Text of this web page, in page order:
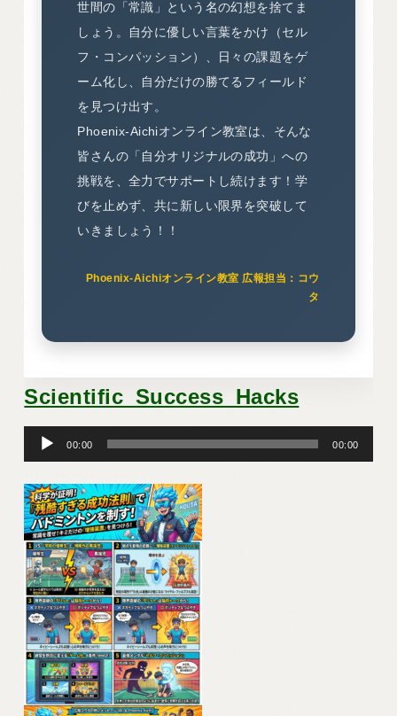
世間の「常識」という名の幻想を捨てま
しょう。自分に優しい言葉をかけ（セル
フ・コンパッション）、日々の課題をゲ
ーム化し、自分だけの勝てるフィールド
を見つけ出す。
Phoenix-Aichiオンライン教室は、そんな
皆さんの「自分オリジナルの成功」への
挑戦を、全力でサポートし続けます！学
びを止めず、共に新しい限界を突破して
いきましょう！！
Phoenix-Aichiオンライン教室 広報担当：コウ
タ
Scientific_Success_Hacks
レ
ー
ヤ
ー
00:00 00:00